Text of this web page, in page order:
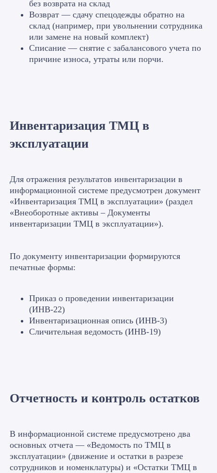
без возврата на склад
Возврат — сдачу спецодежды обратно на
склад (например, при увольнении сотрудника
или замене на новый комплект)
Списание — снятие с забалансового учета по
причине износа, утраты или порчи.
Инвентаризация ТМЦ в
эксплуатации
Для отражения результатов инвентаризации в
информационной системе предусмотрен документ
«Инвентаризация ТМЦ в эксплуатации» (раздел
«Внеоборотные активы – Документы
инвентаризации ТМЦ в эксплуатации»).
По документу инвентаризации формируются
печатные формы:
Приказ о проведении инвентаризации
(ИНВ-22)
Инвентаризационная опись (ИНВ-3)
Сличительная ведомость (ИНВ-19)
Отчетность и контроль остатков
В информационной системе предусмотрено два
основных отчета — «Ведомость по ТМЦ в
эксплуатации» (движение и остатки в разрезе
сотрудников и номенклатуры) и «Остатки ТМЦ в
Реальная практика от Веры
Пикурен
учета в 1С:ERP
Готовое решение